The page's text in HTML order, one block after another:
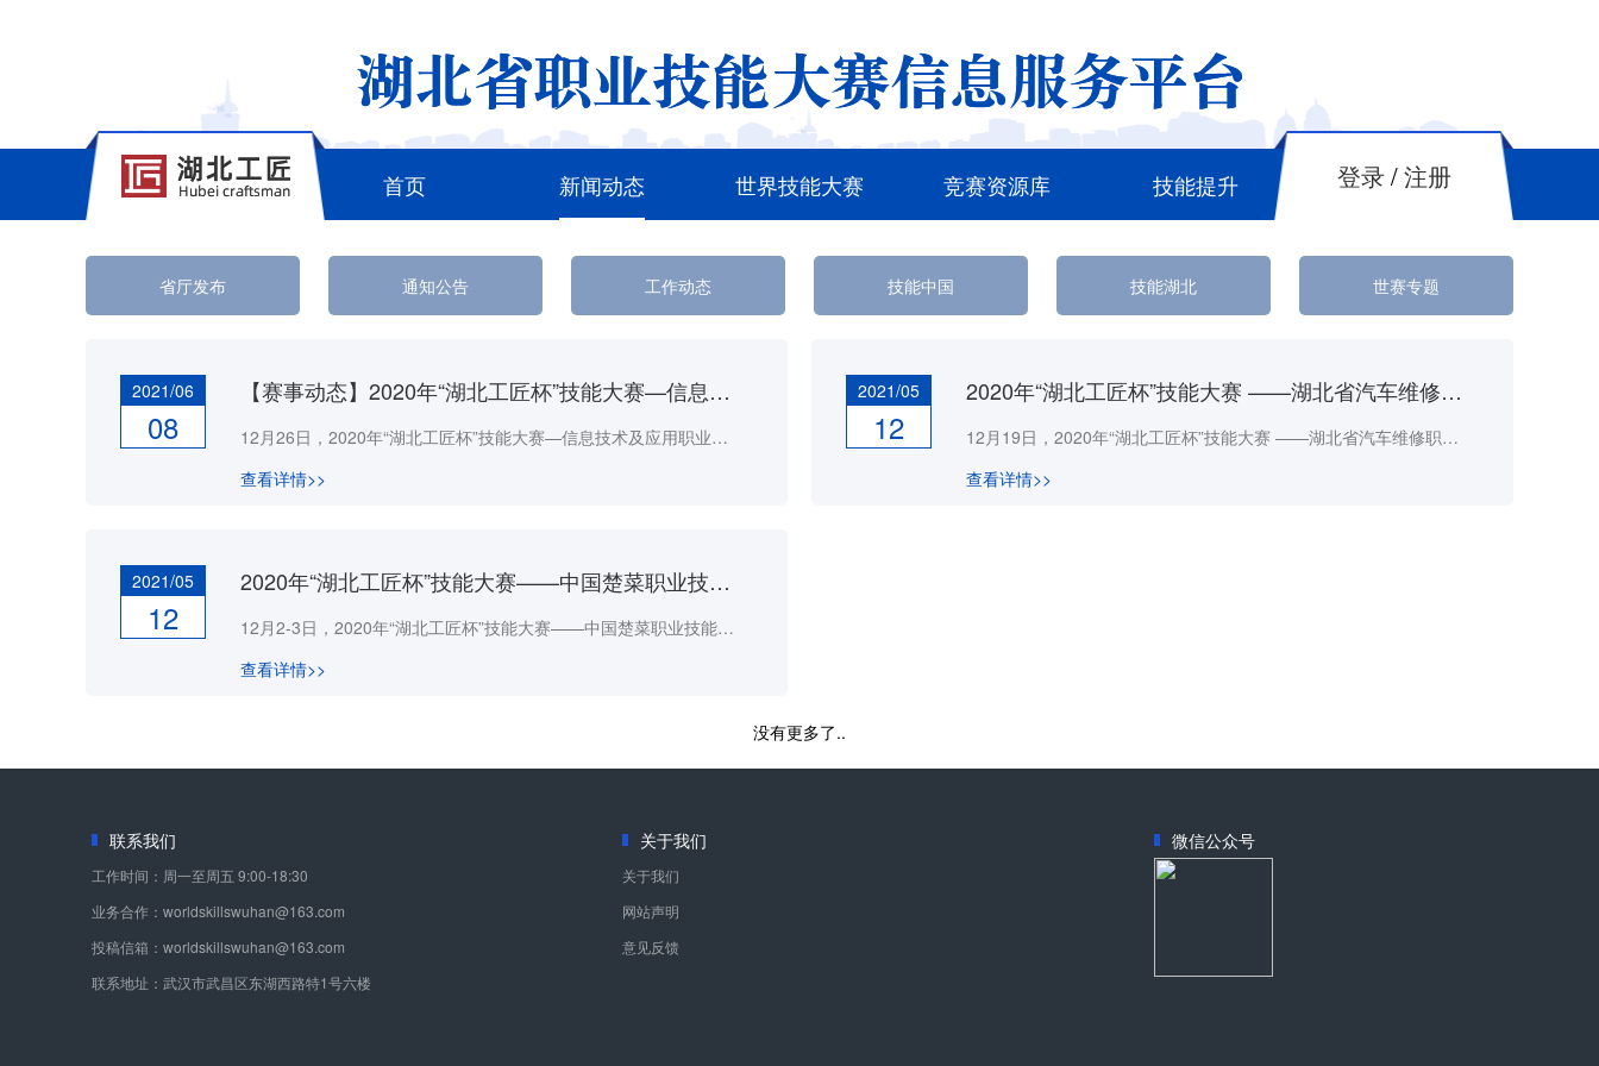
首页 新闻动态 世界技能大赛 竞赛资源库 技能提升 登录/注册
省厅发布 通知公告 工作动态 技能中国 技能湖北 世赛专题
2021/06
08
【赛事动态】2020年“湖北工匠杯”技能大赛—信息技术及应用职业技能竞赛开赛
12月26日，2020年“湖北工匠杯”技能大赛—信息技术及应用职业技能竞赛在武汉工程职业技术学院拉开帷幕。省职业技能鉴定指导中心主任张发军，中国宝武武钢集团有限公司副总经理肖扬，武汉工程职业技术学院党委书记夏汉明、院长陈英颖出席大赛开幕式。会议由武汉工程职业技术学院党委副书记郭众主持。
查看详情>>
2021/05
12
2020年“湖北工匠杯”技能大赛 ——湖北省汽车维修职业技能竞赛开幕
12月19日，2020年“湖北工匠杯”技能大赛 ——湖北省汽车维修职业技能竞赛在武汉市交通学校举行。省职业技能大赛组委会副主任曾九洲，武汉市交通学校校长简玉麟、党委书记黄贤文等参加开幕式。来自全省各院校和企业的105名选手将展开两天的激烈角逐。本次大赛为省级二类竞赛，由省职业技能鉴定指导中心、省二手车交易行业协会联合主办，武汉市交通学校、世赛（武汉）教育研究中心联合承办。大赛设汽车维修、汽车调漆与喷漆和汽车营...
查看详情>>
2021/05
12
2020年“湖北工匠杯”技能大赛——中国楚菜职业技能大赛成功举办
12月2-3日，2020年“湖北工匠杯”技能大赛——中国楚菜职业技能大赛在武汉举行。来自全省17个市州和众多餐饮企业的350余名楚菜技能人才以及行业专家们汇聚湖北经济学院切磋楚菜技艺、表达楚菜文化，共同探索一条楚菜人才培养的创新之路。
查看详情>>
没有更多了..
联系我们
工作时间：周一至周五 9:00-18:30
业务合作：worldskillswuhan@163.com
投稿信箱：worldskillswuhan@163.com
联系地址：武汉市武昌区东湖西路特1号六楼
关于我们
关于我们
网站声明
意见反馈
微信公众号